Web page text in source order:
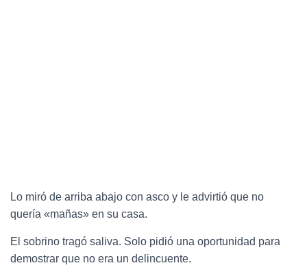
Lo miró de arriba abajo con asco y le advirtió que no
quería «mañas» en su casa.
El sobrino tragó saliva. Solo pidió una oportunidad para
demostrar que no era un delincuente.